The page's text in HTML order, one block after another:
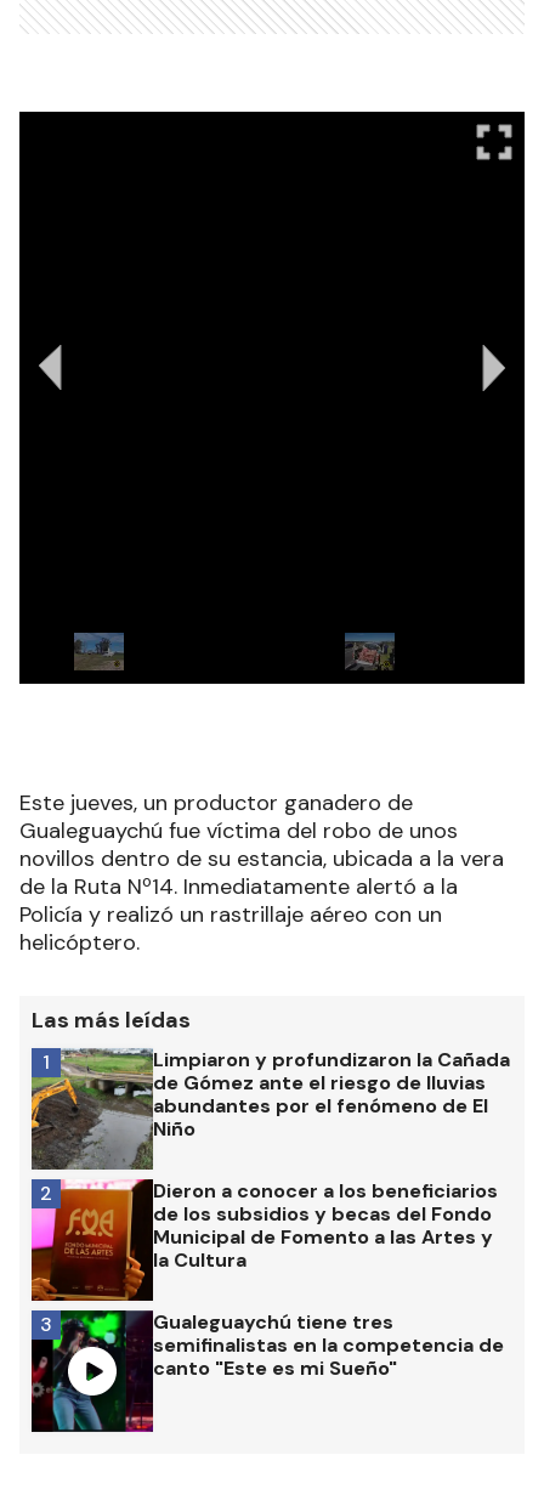
Este jueves, un productor ganadero de
Gualeguaychú fue víctima del robo de unos
novillos dentro de su estancia, ubicada a la vera
de la Ruta Nº14. Inmediatamente alertó a la
Policía y realizó un rastrillaje aéreo con un
helicóptero.
Las más leídas
Limpiaron y profundizaron la Cañada
de Gómez ante el riesgo de lluvias
abundantes por el fenómeno de El
Niño
1
Dieron a conocer a los beneficiarios
de los subsidios y becas del Fondo
Municipal de Fomento a las Artes y
la Cultura
2
Gualeguaychú tiene tres
semifinalistas en la competencia de
canto "Este es mi Sueño"
3